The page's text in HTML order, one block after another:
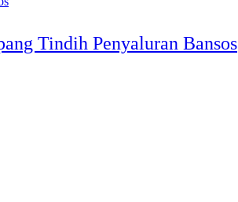
Tindih Penyaluran Bansos